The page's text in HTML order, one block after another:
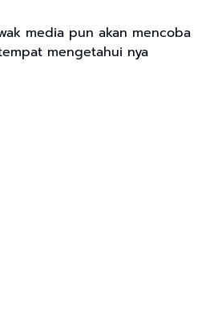
media pun akan mencoba
mengetahui nya